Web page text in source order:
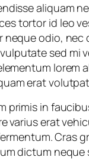
aliquam
tortor id leo
odio,
sed mi
lorem
erat
primis in
varius erat
Cras
dictum neque